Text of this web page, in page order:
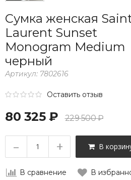
Сумка женская
Laurent Sunset
Monogram Medium
черный
Артикул: 7802616
Оставить отзыв
80 325 ₽ 229 500 ₽
– + В
В сравнение В